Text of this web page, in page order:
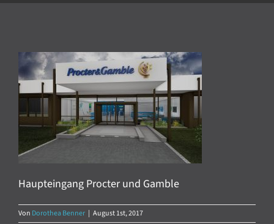
Haupteingang Procter und Gamble
Von Dorothea Benner | August 1st, 2017